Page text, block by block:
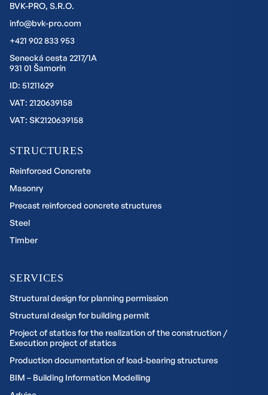
BVK-PRO, S.R.O.
info@bvk-pro.com
+421 902 833 953
Senecká cesta 2217/1A
931 01 Šamorín
ID: 51211629
VAT: 2120639158
VAT: SK2120639158
STRUCTURES
Reinforced Concrete
Masonry
Precast reinforced concrete structures
Steel
Timber
SERVICES
Structural design for planning permission
Structural design for building permit
Project of statics for the realization of the construction /
Execution project of statics
Production documentation of load-bearing structures
BIM – Building Information Modelling